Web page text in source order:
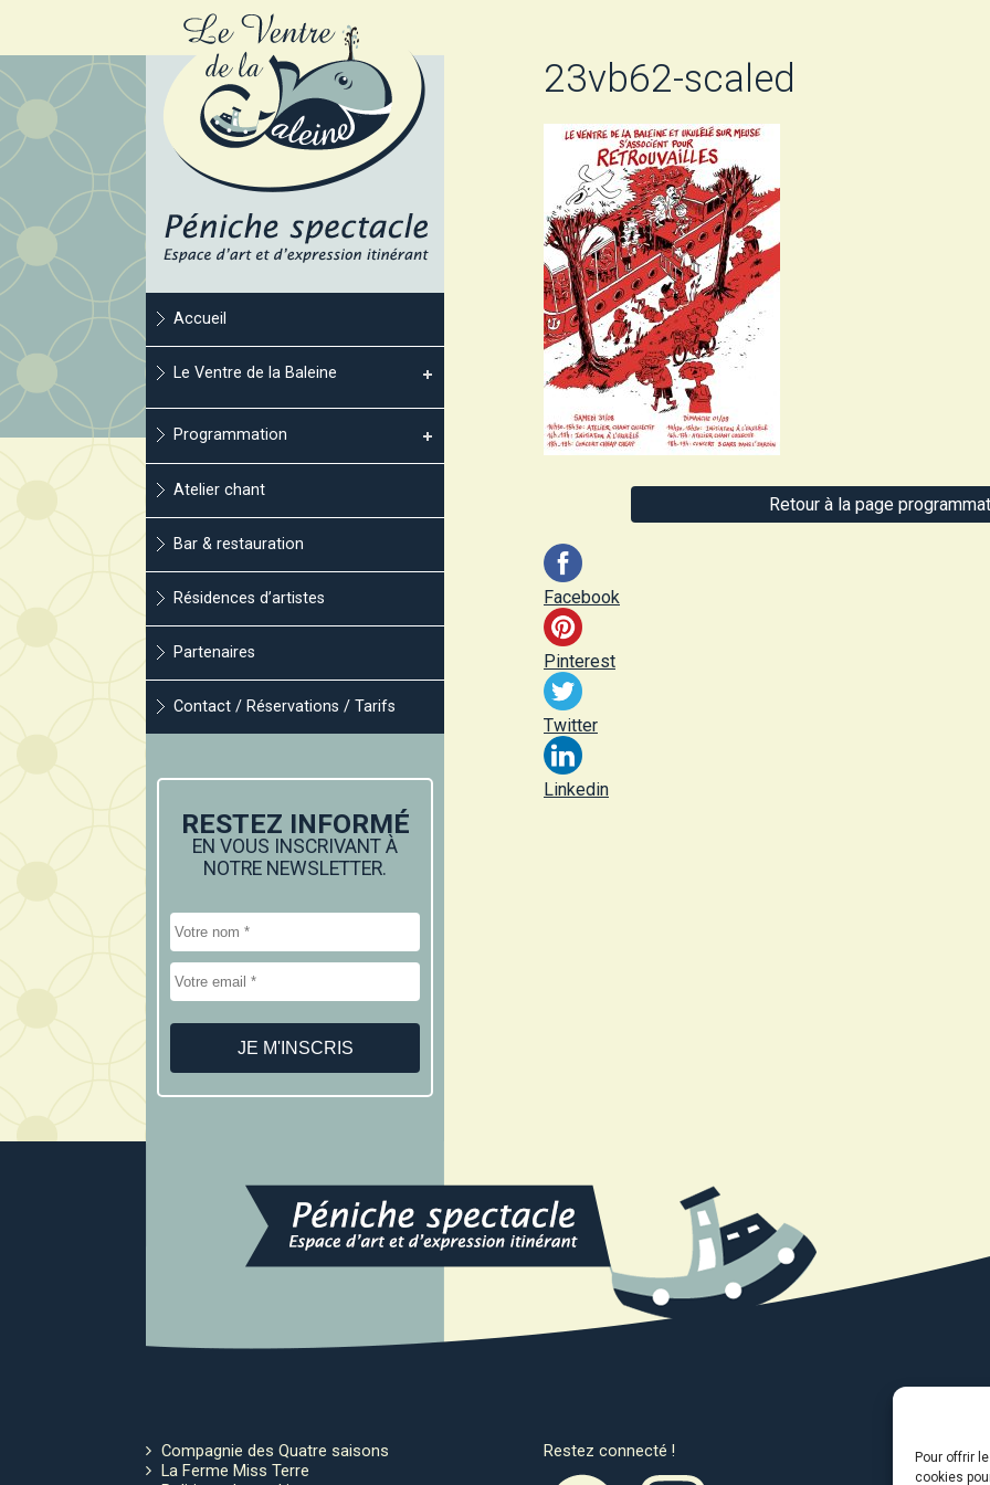
Pour offrir
cookies
Accueil
Le Ventre de la Baleine
Programmation
Atelier chant
Bar & restauration
Résidences d’artistes
Partenaires
Contact / Réservations / Tarifs
RESTEZ INFORMÉ
EN VOUS INSCRIVANT À
NOTRE NEWSLETTER.
23vb62-scaled
Retour à la page
Facebook
Pinterest
Twitter
Linkedin
Compagnie des Quatre saisons
La Ferme Miss Terre
Restez connecté ! Avec